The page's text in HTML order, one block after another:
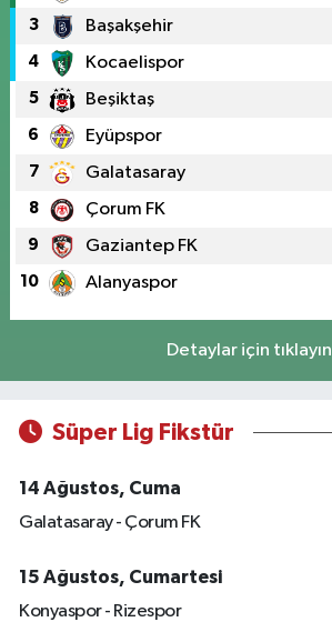
3 Başakşehir
4 Kocaelispor
5 Beşiktaş
6 Eyüpspor
7 Galatasaray
8 Çorum FK
9 Gaziantep FK
10 Alanyaspor
Detaylar için tıklayın
Süper Lig Fikstür
14 Ağustos, Cuma
Galatasaray - Çorum FK
15 Ağustos, Cumartesi
Konyaspor - Rizespor